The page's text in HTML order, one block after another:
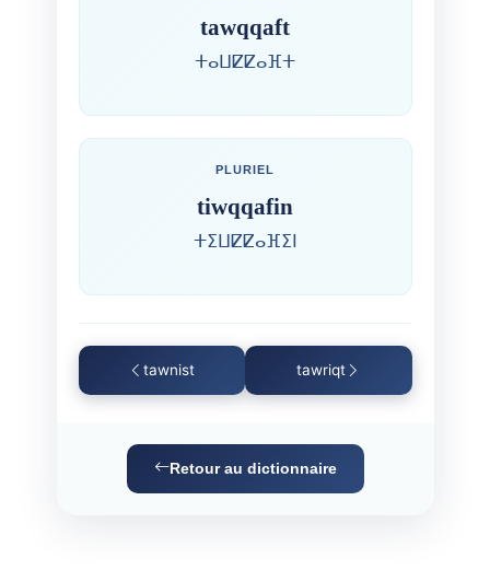
tawqqaft
ⵜⴰⵡⵇⵇⴰⴼⵜ
PLURIEL
tiwqqafin
ⵜⵉⵡⵇⵇⴰⴼⵉⵏ
tawnist tawriqt
Retour au dictionnaire